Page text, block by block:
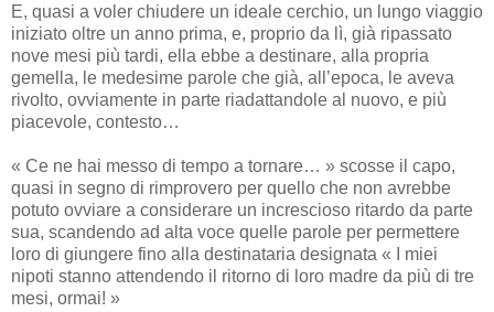
E, quasi a voler chiudere un ideale cerchio, un lungo viaggio
iniziato oltre un anno prima, e, proprio da lì, già ripassato
nove mesi più tardi, ella ebbe a destinare, alla propria
gemella, le medesime parole che già, all’epoca, le aveva
rivolto, ovviamente in parte riadattandole al nuovo, e più
piacevole, contesto…
« Ce ne hai messo di tempo a tornare… » scosse il capo,
quasi in segno di rimprovero per quello che non avrebbe
potuto ovviare a considerare un increscioso ritardo da parte
sua, scandendo ad alta voce quelle parole per permettere
loro di giungere fino alla destinataria designata « I miei
nipoti stanno attendendo il ritorno di loro madre da più di tre
mesi, ormai! »